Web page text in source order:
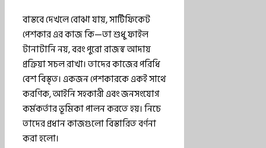
বাস্তবে দেখলে বোঝা যায়, সার্টিফিকেট
পেশকার এর কাজ কি—তা শুধু ফাইল
টানাটানি নয়, বরং পুরো রাজস্ব আদায়
প্রক্রিয়া সচল রাখা। তাদের কাজের পরিধি
বেশ বিস্তৃত। একজন পেশকারকে একই সাথে
করণিক, আইনি সহকারী এবং জনসংযোগ
কর্মকর্তার ভূমিকা পালন করতে হয়। নিচে
তাদের প্রধান কাজগুলো বিস্তারিত বর্ণনা
করা হলো।